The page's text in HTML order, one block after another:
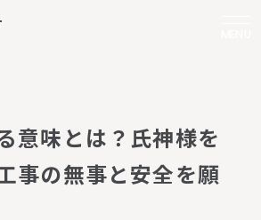
意味 と は ？ 氏神様を
事の無事と安全を願